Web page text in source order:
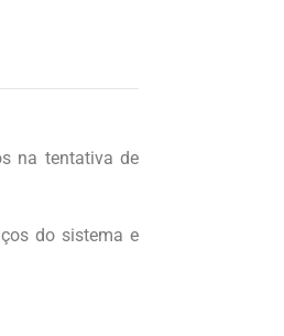
na tentativa de
do sistema e